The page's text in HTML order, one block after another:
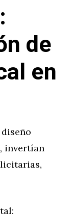
de
en
invertían